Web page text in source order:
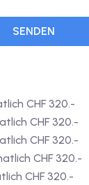
SENDEN
CHF 320.-
CHF 320.-
CHF 320.-
CHF 320.-
CHF 320.-